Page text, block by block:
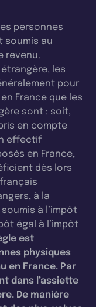
personnes
soumis au
revenu.
les
pour
France que les
sont : soit,
en compte
effectif
en France,
dès lors
à la
à l’impôt
égal à l’impôt
est
physiques
en France. Par
dans l’assiette
De manière